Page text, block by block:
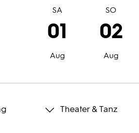
01
Aug
SA
02
Aug
SO
Theater & Tanz